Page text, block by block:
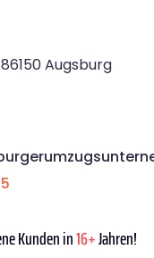
Augsburg
Kunden in16+Jahren!